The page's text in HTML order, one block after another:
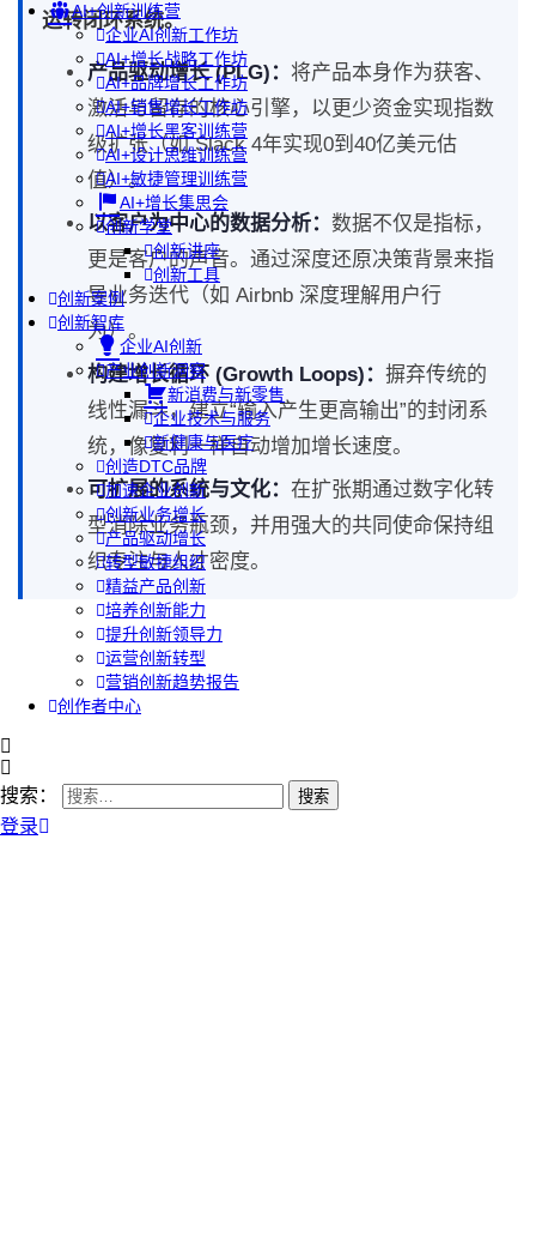
AI+创新训练营
企业AI创新工作坊
AI+增长战略工作坊
AI+品牌增长工作坊
AI+销售增长工作坊
AI+增长黑客训练营
AI+设计思维训练营
AI+敏捷管理训练营
AI+增长集思会
创新学堂
创新讲座
创新工具
创新案例
创新智库
企业AI创新
产业创新洞察
新消费与新零售
企业技术与服务
新健康与医疗
创造DTC品牌
加速企业创新
创新业务增长
产品驱动增长
转型敏捷组织
精益产品创新
培养创新能力
提升创新领导力
运营创新转型
营销创新趋势报告
创作者中心
搜索：
登录
运转闭环系统。
产品驱动增长 (PLG)： 将产品本身作为获客、
激活与留存的核心引擎，以更少资金实现指数
级扩张（如 Slack 4年实现0到40亿美元估
值）。
以客户为中心的数据分析： 数据不仅是指标，
更是客户的声音。通过深度还原决策背景来指
导业务迭代（如 Airbnb 深度理解用户行
为）。
构建增长循环 (Growth Loops)： 摒弃传统的
线性漏斗，建立“输入产生更高输出”的封闭系
统，像复利一样自动增加增长速度。
可扩展的系统与文化： 在扩张期通过数字化转
型消除业务瓶颈，并用强大的共同使命保持组
织专注与人才密度。